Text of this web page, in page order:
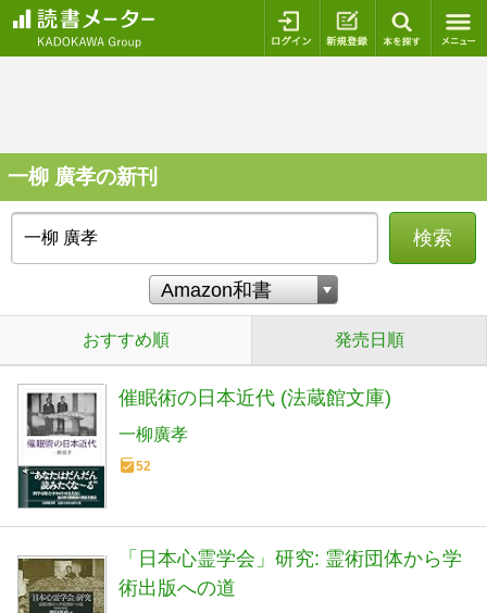
ログイン 新規登録
一柳 廣孝の新刊
検索
おすすめ順 発売日順
催眠術の日本近代 (法蔵館文庫)
一柳廣孝
52
「日本心霊学会」研究: 霊術団体から学
術出版への道